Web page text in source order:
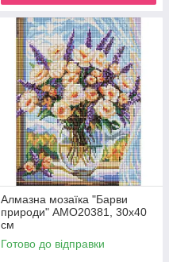
Алмазна мозаїка "Барви
природи" AMO20381, 30х40
см
Готово до відправки